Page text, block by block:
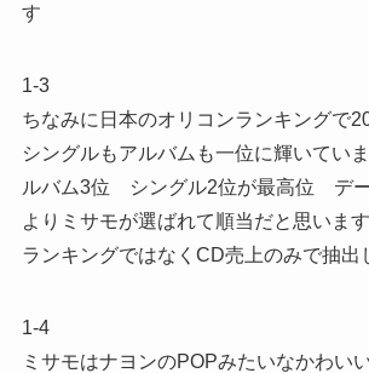
す
1-3
ちなみに日本のオリコンランキングで
シングルもアルバムも一位に輝いてい
ルバム3位 シングル2位が最高位 デ
よりミサモが選ばれて順当だと思いま
ランキングではなくCD売上のみで抽出
1-4
ミサモはナヨンのPOPみたいなかわい